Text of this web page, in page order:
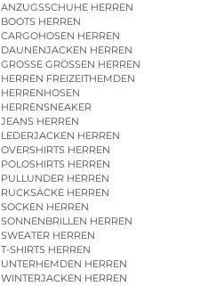
ANZUGSSCHUHE HERREN
BOOTS HERREN
CARGOHOSEN HERREN
DAUNENJACKEN HERREN
GROSSE GRÖSSEN HERREN
HERREN FREIZEITHEMDEN
HERRENHOSEN
HERRENSNEAKER
JEANS HERREN
LEDERJACKEN HERREN
OVERSHIRTS HERREN
POLOSHIRTS HERREN
PULLUNDER HERREN
RUCKSÄCKE HERREN
SOCKEN HERREN
SONNENBRILLEN HERREN
SWEATER HERREN
T-SHIRTS HERREN
UNTERHEMDEN HERREN
WINTERJACKEN HERREN